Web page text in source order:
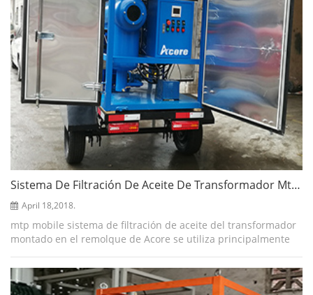
Sistema De Filtración De Aceite De Transformador Mtp (1000lph) Montado En Un Remolque Móvil
April 18,2018.
mtp mobile sistema de filtración de aceite del transformador
montado en el remolque de Acore se utiliza principalmente
a la tensión de rupt...